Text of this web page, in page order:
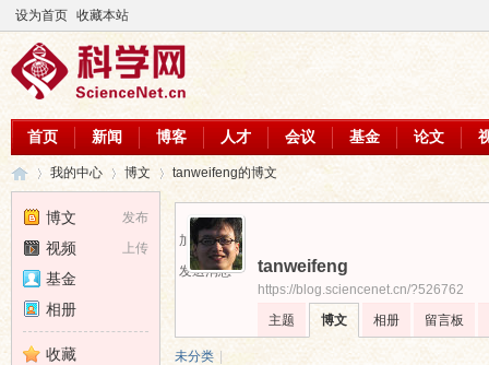
设为首页 收藏本站
首页 新闻 博客 人才 会议 基金 论文
›
我的中心 博文 tanweifeng的博文
加为好友
发送消息
tanweifeng
https://blog.sciencenet.cn/?526762
主题
博文 相册 留言板
未分类
发布
博文
上传
视频
基金
相册
收藏